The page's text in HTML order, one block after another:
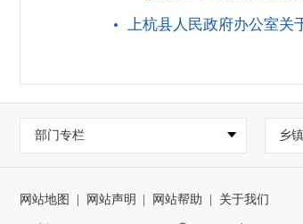
上杭县人民政府办公室
部门专栏 乡
网站地图 网站声明 网站帮助 关于我们